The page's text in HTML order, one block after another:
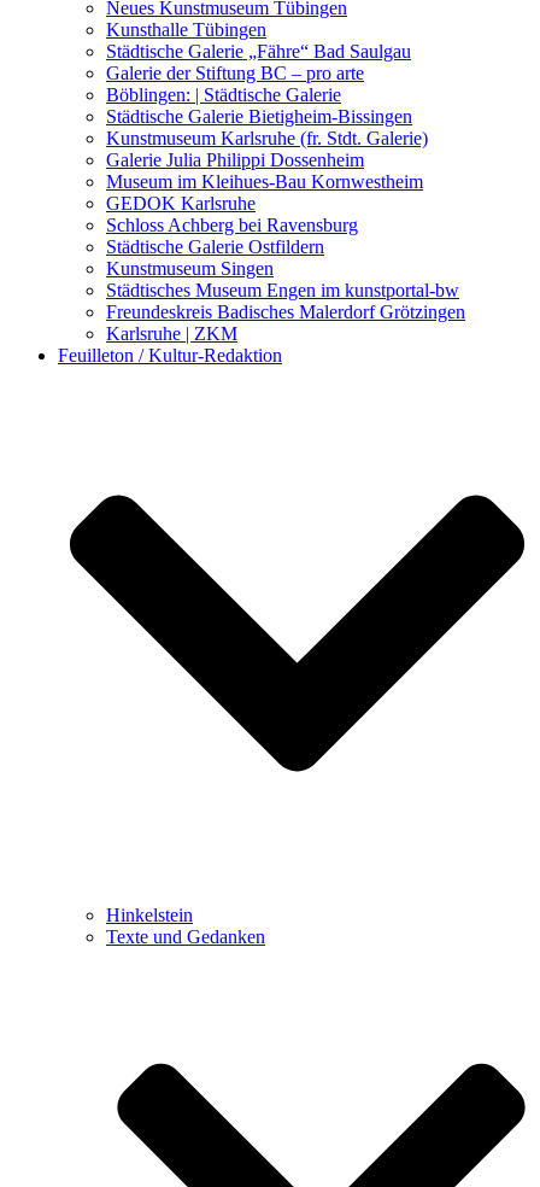
Kunstwettbewerbe, Ausschreibungen für Künstler
Neues Kunstmuseum Tübingen
Kunsthalle Tübingen
Städtische Galerie „Fähre“ Bad Saulgau
Galerie der Stiftung BC – pro arte
Böblingen: | Städtische Galerie
Städtische Galerie Bietigheim-Bissingen
Kunstmuseum Karlsruhe (fr. Stdt. Galerie)
Galerie Julia Philippi Dossenheim
Museum im Kleihues-Bau Kornwestheim
GEDOK Karlsruhe
Schloss Achberg bei Ravensburg
Städtische Galerie Ostfildern
Kunstmuseum Singen
Städtisches Museum Engen im kunstportal-bw
Freundeskreis Badisches Malerdorf Grötzingen
Karlsruhe | ZKM
Feuilleton / Kultur-Redaktion
Hinkelstein
Texte und Gedanken